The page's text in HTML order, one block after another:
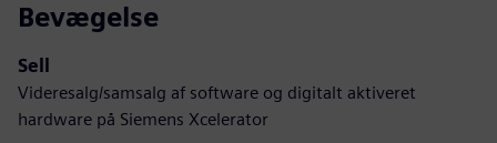
Bevægelse
Sell
Videresalg/samsalg af software og digitalt aktiveret
hardware på Siemens Xcelerator